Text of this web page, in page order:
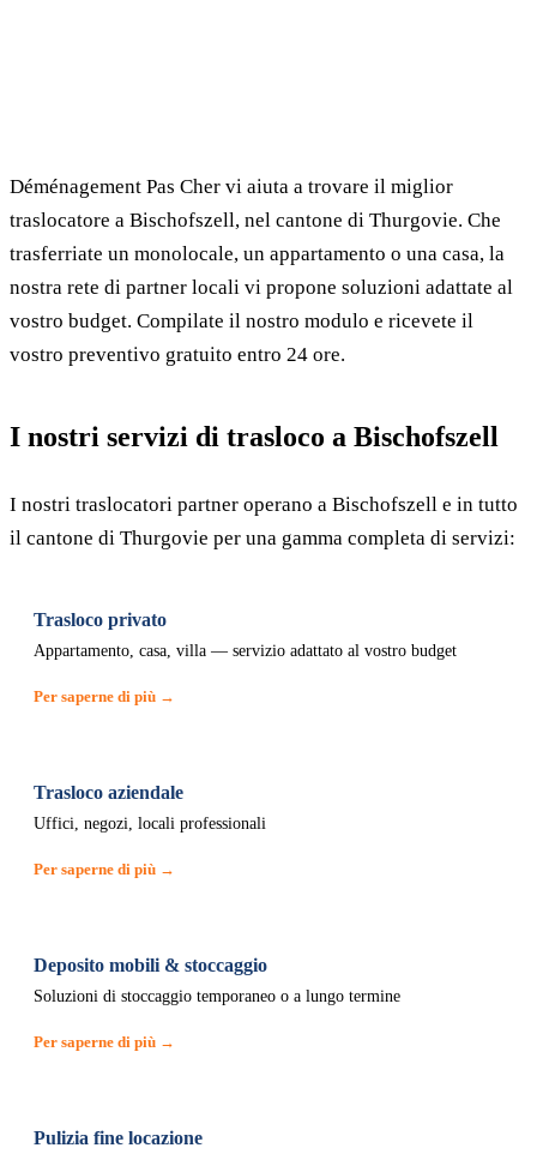
Déménagement Pas Cher vi aiuta a trovare il miglior
traslocatore a Bischofszell, nel cantone di Thurgovie. Che
trasferriate un monolocale, un appartamento o una casa, la
nostra rete di partner locali vi propone soluzioni adattate al
vostro budget. Compilate il nostro modulo e ricevete il
vostro preventivo gratuito entro 24 ore.
I nostri servizi di trasloco a Bischofszell
I nostri traslocatori partner operano a Bischofszell e in tutto
il cantone di Thurgovie per una gamma completa di servizi:
Trasloco privato
Appartamento, casa, villa — servizio adattato al vostro budget
Per saperne di più →
Trasloco aziendale
Uffici, negozi, locali professionali
Per saperne di più →
Deposito mobili & stoccaggio
Soluzioni di stoccaggio temporaneo o a lungo termine
Per saperne di più →
Pulizia fine locazione